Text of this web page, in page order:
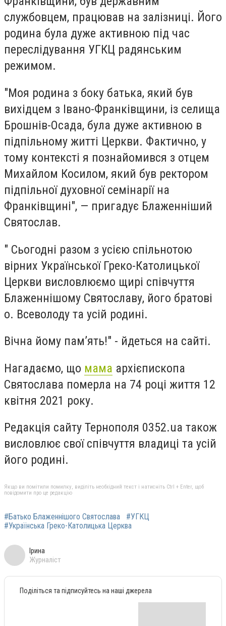
службовцем, працював на залізниці. Його
родина була дуже активною під час
переслідування УГКЦ радянським
режимом.
"Моя родина з боку батька, який був
вихідцем з Івано-Франківщини, із селища
Брошнів-Осада, була дуже активною в
підпільному житті Церкви. Фактично, у
тому контексті я познайомився з отцем
Михайлом Косилом, який був ректором
підпільної духовної семінарії на
Франківщині", — пригадує Блаженніший
Святослав.
" Сьогодні разом з усією спільнотою
вірних Української Греко-Католицької
Церкви висловлюємо щирі співчуття
Блаженнішому Святославу, його братові
о. Всеволоду та усій родині.
Вічна йому пам’ять!" - йдеться на сайті.
Нагадаємо, що мама архієпископа
Святослава померла на 74 році життя 12
квітня 2021 року.
Редакція сайту Тернополя 0352.ua також
висловлює свої співчуття владиці та усій
його родині.
Якщо ви помітили помилку, виділіть необхідний текст і натисніть Ctrl + Enter, щоб
повідомити про це редакцію
#Батько Блаженнішого Святослава
#УГКЦ
#Українська Греко-Католицька Церква
Ірина
Журналіст
Поділіться та підписуйтесь на наші джерела